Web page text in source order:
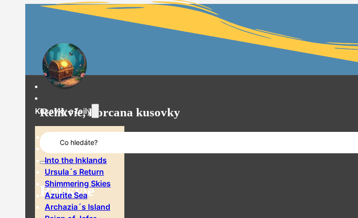
Relikvie, Lorcana kusovky
Search
...
Relikvie
Kusovky a foily
Rise of the Floodborn
Into the Inklands
Ursula´s Return
Shimmering Skies
Azurite Sea
Archazia´s Island